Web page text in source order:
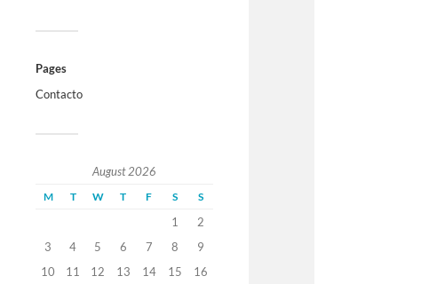
Pages
Contacto
August 2026
M T W T F S S
1
2
3
4 5 6 7 8
9
10
11 12 13 14 15
16